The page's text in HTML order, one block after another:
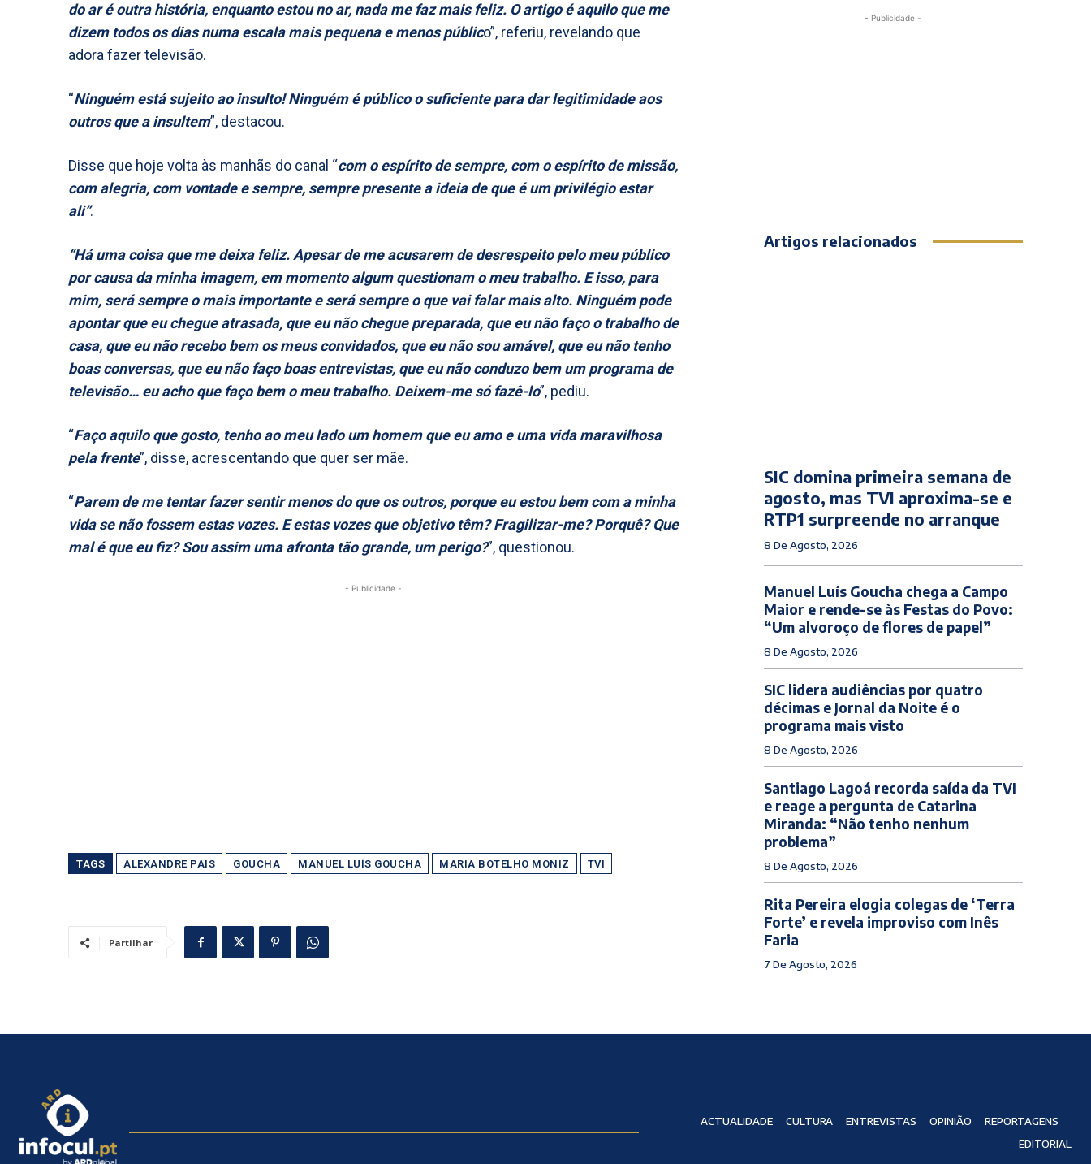
do ar é outra história, enquanto estou no ar, nada me faz mais feliz. O artigo é aquilo que me
dizem todos os dias numa escala mais pequena e menos público”, referiu, revelando que
adora fazer televisão.
“Ninguém está sujeito ao insulto! Ninguém é público o suficiente para dar legitimidade aos
outros que a insultem”, destacou.
Disse que hoje volta às manhãs do canal “com o espírito de sempre, com o espírito de missão,
com alegria, com vontade e sempre, sempre presente a ideia de que é um privilégio estar
ali”.
“Há uma coisa que me deixa feliz. Apesar de me acusarem de desrespeito pelo meu público
por causa da minha imagem, em momento algum questionam o meu trabalho. E isso, para
mim, será sempre o mais importante e será sempre o que vai falar mais alto. Ninguém pode
apontar que eu chegue atrasada, que eu não chegue preparada, que eu não faço o trabalho de
casa, que eu não recebo bem os meus convidados, que eu não sou amável, que eu não tenho
boas conversas, que eu não faço boas entrevistas, que eu não conduzo bem um programa de
televisão… eu acho que faço bem o meu trabalho. Deixem-me só fazê-lo”, pediu.
“Faço aquilo que gosto, tenho ao meu lado um homem que eu amo e uma vida maravilhosa
pela frente”, disse, acrescentando que quer ser mãe.
“Parem de me tentar fazer sentir menos do que os outros, porque eu estou bem com a minha
vida se não fossem estas vozes. E estas vozes que objetivo têm? Fragilizar-me? Porquê? Que
mal é que eu fiz? Sou assim uma afronta tão grande, um perigo?”, questionou.
- Publicidade -
TAGS ALEXANDRE PAIS GOUCHA MANUEL LUÍS GOUCHA MARIA BOTELHO MONIZ TVI
Partilhar
- Publicidade -
Artigos relacionados
SIC domina primeira semana de
agosto, mas TVI aproxima-se e
RTP1 surpreende no arranque
8 De Agosto, 2026
Manuel Luís Goucha chega a Campo
Maior e rende-se às Festas do Povo:
“Um alvoroço de flores de papel”
8 De Agosto, 2026
SIC lidera audiências por quatro
décimas e Jornal da Noite é o
programa mais visto
8 De Agosto, 2026
Santiago Lagoá recorda saída da TVI
e reage a pergunta de Catarina
Miranda: “Não tenho nenhum
problema”
8 De Agosto, 2026
Rita Pereira elogia colegas de ‘Terra
Forte’ e revela improviso com Inês
Faria
7 De Agosto, 2026
ACTUALIDADE CULTURA ENTREVISTAS OPINIÃO
REPORTAGENS
EDITORIAL